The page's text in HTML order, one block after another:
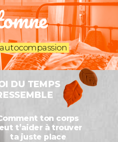
DU TEMPS
ton corps
t’aider à trouver
ta juste place